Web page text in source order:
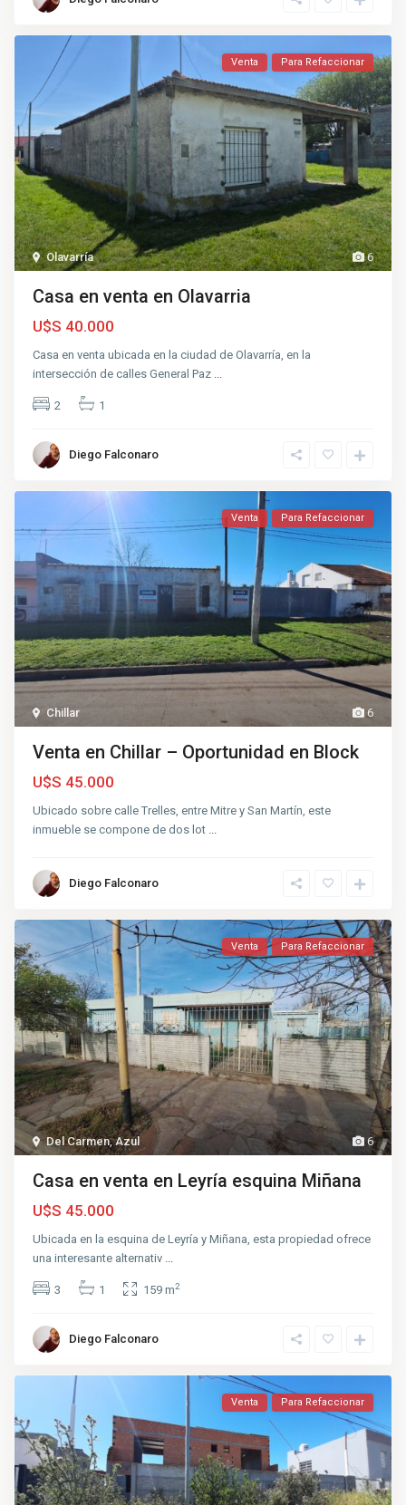
6
Olavarría
Venta Para Refaccionar
Casa en venta en Olavarria
U$S 40.000
Casa en venta ubicada en la ciudad de Olavarría, en la
intersección de calles General Paz ...
2 1
Diego Falconaro
6
Chillar
Venta Para Refaccionar
Venta en Chillar – Oportunidad en Block
U$S 45.000
Ubicado sobre calle Trelles, entre Mitre y San Martín, este
inmueble se compone de dos lot ...
Diego Falconaro
6
Del Carmen,Azul
Venta Para Refaccionar
Casa en venta en Leyría esquina Miñana
U$S 45.000
Ubicada en la esquina de Leyría y Miñana, esta propiedad ofrece
una interesante alternativ
3 1 159 m2
Diego Falconaro
Venta Para Refaccionar